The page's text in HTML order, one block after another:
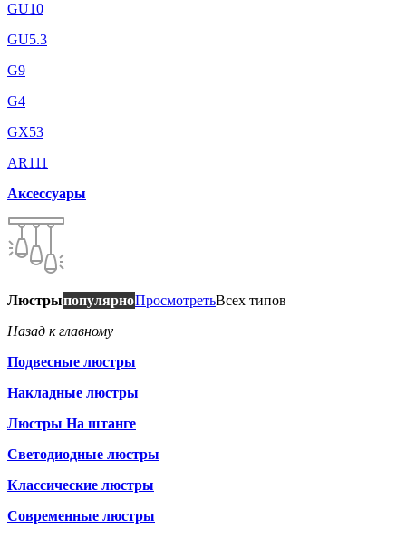
GU10
GU5.3
G9
G4
GX53
AR111
Аксессуары
ЛюстрыпопулярноПросмотретьВсех типов
Назад к главному
Подвесные люстры
Накладные люстры
Люстры На штанге
Светодиодные люстры
Классические люстры
Современные люстры